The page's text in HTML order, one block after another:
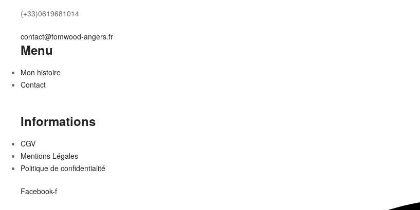
(+33)0619681014
contact@tomwood-angers.fr
Menu
Mon histoire
Contact
Informations
CGV
Mentions Légales
Politique de confidentialité
Facebook-f